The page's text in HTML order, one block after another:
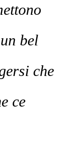
bel
che
ce